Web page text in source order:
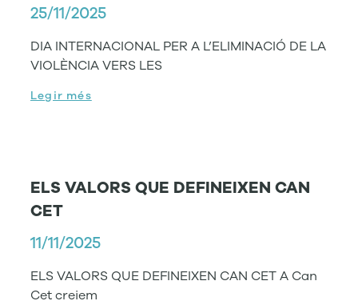
25/11/2025
DIA INTERNACIONAL PER A L’ELIMINACIÓ DE LA
VIOLÈNCIA VERS LES
Legir més
ELS VALORS QUE DEFINEIXEN CAN
CET
11/11/2025
ELS VALORS QUE DEFINEIXEN CAN CET A Can
Cet creiem